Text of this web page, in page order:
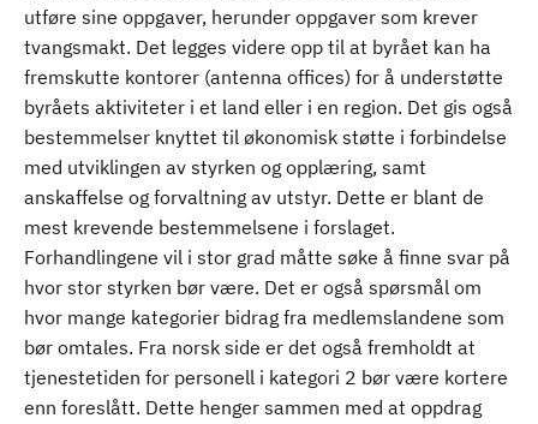
utføre sine oppgaver, herunder oppgaver som krever
tvangsmakt. Det legges videre opp til at byrået kan ha
fremskutte kontorer (antenna offices) for å understøtte
byråets aktiviteter i et land eller i en region. Det gis også
bestemmelser knyttet til økonomisk støtte i forbindelse
med utviklingen av styrken og opplæring, samt
anskaffelse og forvaltning av utstyr. Dette er blant de
mest krevende bestemmelsene i forslaget.
Forhandlingene vil i stor grad måtte søke å finne svar på
hvor stor styrken bør være. Det er også spørsmål om
hvor mange kategorier bidrag fra medlemslandene som
bør omtales. Fra norsk side er det også fremholdt at
tjenestetiden for personell i kategori 2 bør være kortere
enn foreslått. Dette henger sammen med at oppdrag